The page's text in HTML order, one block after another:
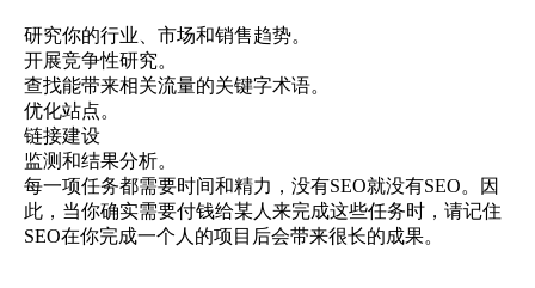
研究你的行业、市场和销售趋势。
开展竞争性研究。
查找能带来相关流量的关键字术语。
优化站点。
链接建设
监测和结果分析。
每一项任务都需要时间和精力，没有SEO就没有SEO。因
此，当你确实需要付钱给某人来完成这些任务时，请记住
SEO在你完成一个人的项目后会带来很长的成果。